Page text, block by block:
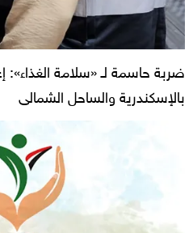
ضربة حاسمة لـ «سلامة
بالإسكندرية والساحل الشمالى